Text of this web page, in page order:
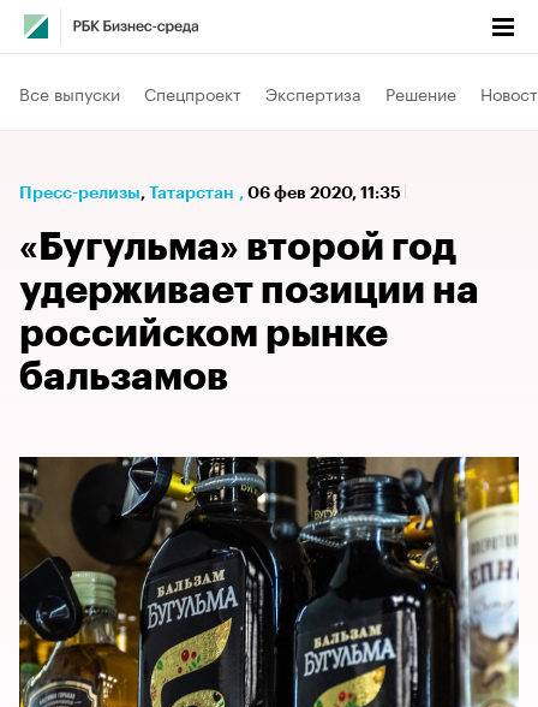
Все выпуски Спецпроект Экспертиза Решение
Пресс-релизы⁠, Татарстан , 06 фев 2020, 11:35
«Бугульма» второй год
удерживает позиции на
российском рынке
бальзамов